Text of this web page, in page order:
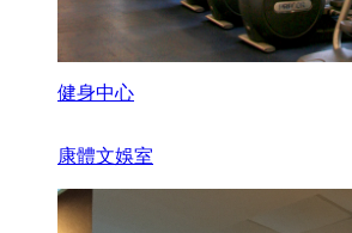
健身中心
康體文娛室